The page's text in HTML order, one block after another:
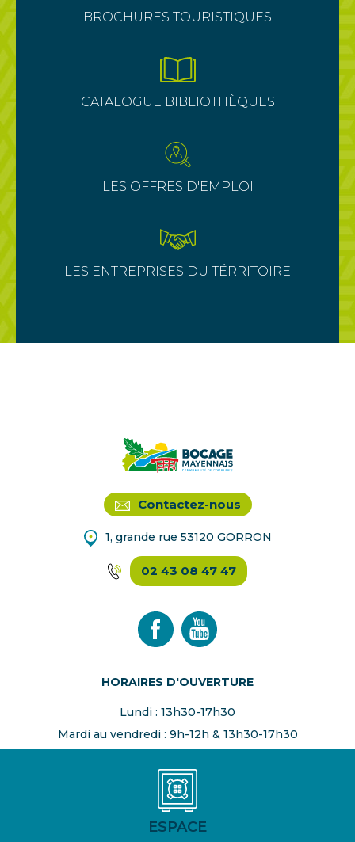
BROCHURES TOURISTIQUES
CATALOGUE BIBLIOTHÈQUES
LES OFFRES D'EMPLOI
LES ENTREPRISES DU TÉRRITOIRE
Contactez-nous
1, grande rue 53120 GORRON
02 43 08 47 47
HORAIRES D'OUVERTURE
Lundi : 13h30-17h30
Mardi au vendredi : 9h-12h & 13h30-17h30
ESPACE